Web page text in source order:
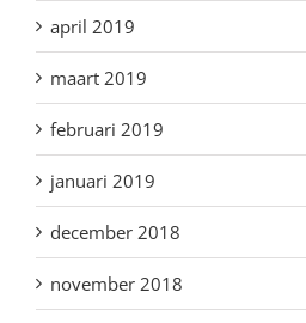
april 2019
maart 2019
februari 2019
januari 2019
december 2018
november 2018